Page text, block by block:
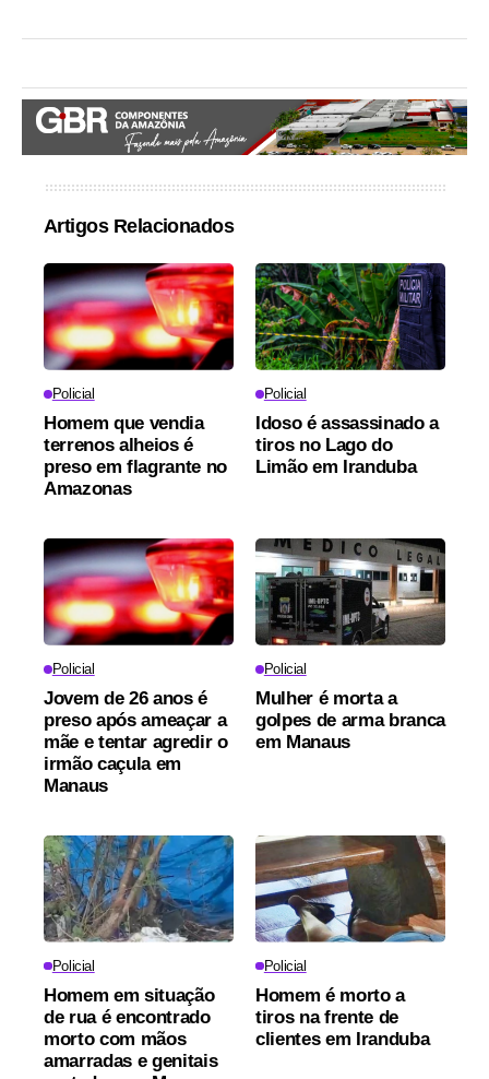
Artigos Relacionados
Policial
Homem que vendia
terrenos alheios é
preso em flagrante no
Amazonas
Policial
Idoso é assassinado a
tiros no Lago do
Limão em Iranduba
Policial
Jovem de 26 anos é
preso após ameaçar a
mãe e tentar agredir o
irmão caçula em
Manaus
Policial
Mulher é morta a
golpes de arma branca
em Manaus
Policial
Homem em situação
de rua é encontrado
morto com mãos
amarradas e genitais
Policial
Homem é morto a
tiros na frente de
clientes em Iranduba